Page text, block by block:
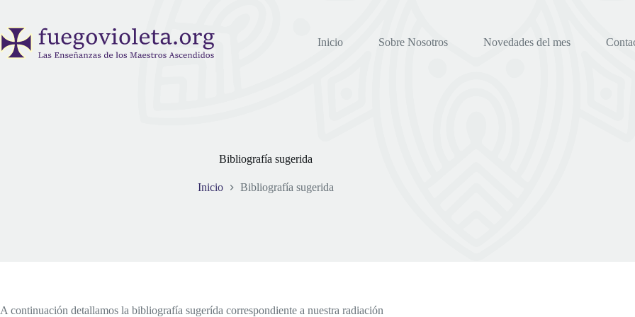
contenido
Inicio
Sobre Nosotros Novedades del mes
Bibliografía sugerida
Inicio Bibliografía sugerida
A continuación detallamos la bibliografía sugerída correspondiente a nuestra radiación